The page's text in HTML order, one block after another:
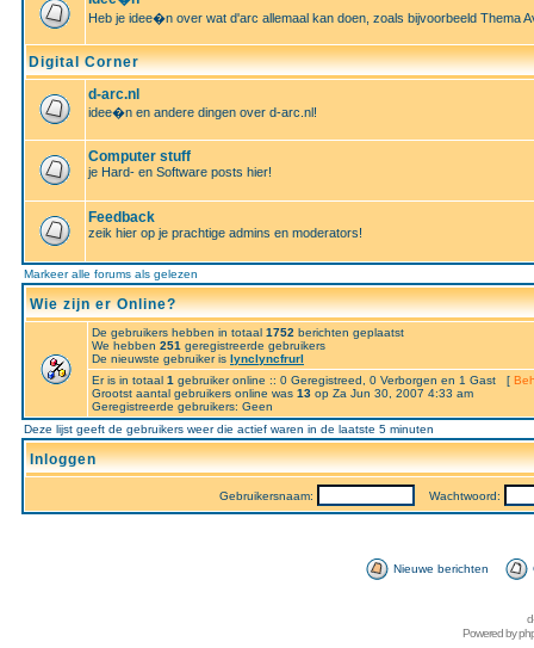
Heb je idee�n over wat d'arc allemaal kan doen, zoals bijvoorbeeld Thema
Digital Corner
d-arc.nl
idee�n en andere dingen over d-arc.nl!
Computer stuff
je Hard- en Software posts hier!
Feedback
zeik hier op je prachtige admins en moderators!
Markeer alle forums als gelezen
Wie zijn er Online?
De gebruikers hebben in totaal 1752 berichten geplaatst
We hebben 251 geregistreerde gebruikers
De nieuwste gebruiker is lynclyncfrurl
Er is in totaal 1 gebruiker online :: 0 Geregistreed, 0 Verborgen en 1 Gast [
Grootst aantal gebruikers online was 13 op Za Jun 30, 2007 4:33 am
Geregistreerde gebruikers: Geen
Deze lijst geeft de gebruikers weer die actief waren in de laatste 5 minuten
Inloggen
Gebruikersnaam: Wachtwoord:
Nieuwe berichten
Powered by